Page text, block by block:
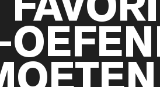
Protein